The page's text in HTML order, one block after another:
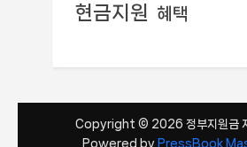
현금지원 혜택
Copyright © 2026 정부지원금 지
Powered by PressBook